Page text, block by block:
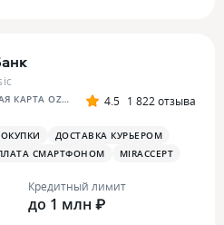
КРЕДИТНАЯ КАРТА OZON 4.5 1 822 отзыва
ДОСТАВКА КУРЬЕРОМ
СМАРТФОНОМ MIRACCEPT
Кредитный лимит
до 1 млн ₽